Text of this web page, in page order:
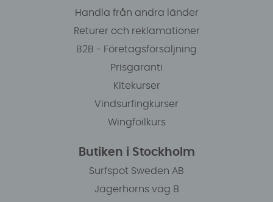
Handla från andra länder
Returer och reklamationer
B2B - Företagsförsäljning
Prisgaranti
Kitekurser
Vindsurfingkurser
Wingfoilkurs
Butiken i Stockholm
Surfspot Sweden AB
Jägerhorns väg 8